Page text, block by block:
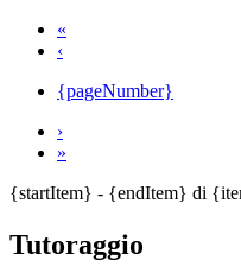
«
‹
{pageNumber}
›
»
{startItem} - {endItem} di
Tutoraggio